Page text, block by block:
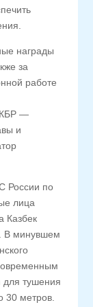
награды
за
работе
КБР —
и
России по
лица
Казбек
В минувшем
для тушения
30 метров.